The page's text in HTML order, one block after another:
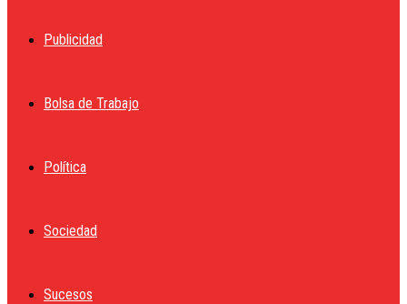
Publicidad
Bolsa de Trabajo
Política
Sociedad
Sucesos